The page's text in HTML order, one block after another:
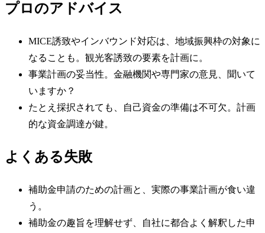
プロのアドバイス
MICE誘致やインバウンド対応は、地域振興枠の対象に
なることも。観光客誘致の要素を計画に。
事業計画の妥当性。金融機関や専門家の意見、聞いて
いますか？
たとえ採択されても、自己資金の準備は不可欠。計画
的な資金調達が鍵。
よくある失敗
補助金申請のための計画と、実際の事業計画が食い違
う。
補助金の趣旨を理解せず、自社に都合よく解釈した申